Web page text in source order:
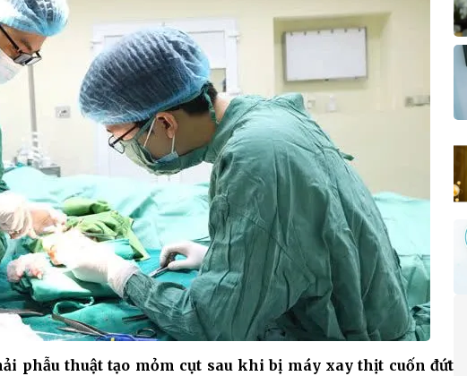
phẫu thuật tạo mỏm cụt sau khi bị máy xay thịt cuốn đứt